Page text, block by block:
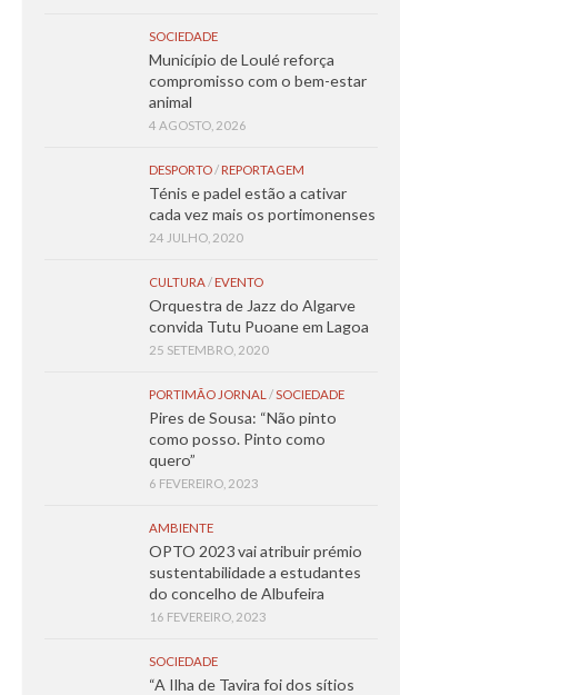
SOCIEDADE
Município de Loulé reforça
compromisso com o bem-estar
animal
4 AGOSTO, 2026
DESPORTO/ REPORTAGEM
Ténis e padel estão a cativar
cada vez mais os portimonenses
24 JULHO, 2020
CULTURA/ EVENTO
Orquestra de Jazz do Algarve
convida Tutu Puoane em Lagoa
25 SETEMBRO, 2020
PORTIMÃO JORNAL /SOCIEDADE
Pires de Sousa: “Não pinto
como posso. Pinto como
quero”
6 FEVEREIRO, 2023
AMBIENTE
OPTO 2023 vai atribuir prémio
sustentabilidade a estudantes
do concelho de Albufeira
16 FEVEREIRO, 2023
SOCIEDADE
“A Ilha de Tavira foi dos sítios